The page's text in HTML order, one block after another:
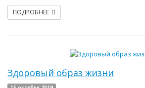
ПОДРОБНЕЕ
Здоровый образ жизни